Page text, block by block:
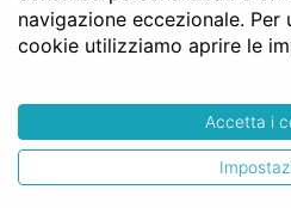
Investire nel cosiddetto
particolarmente
di un acquisto di una
località turistica o in un
navigazione eccezionale.
cookie utilizziamo aprire le
Accetta i